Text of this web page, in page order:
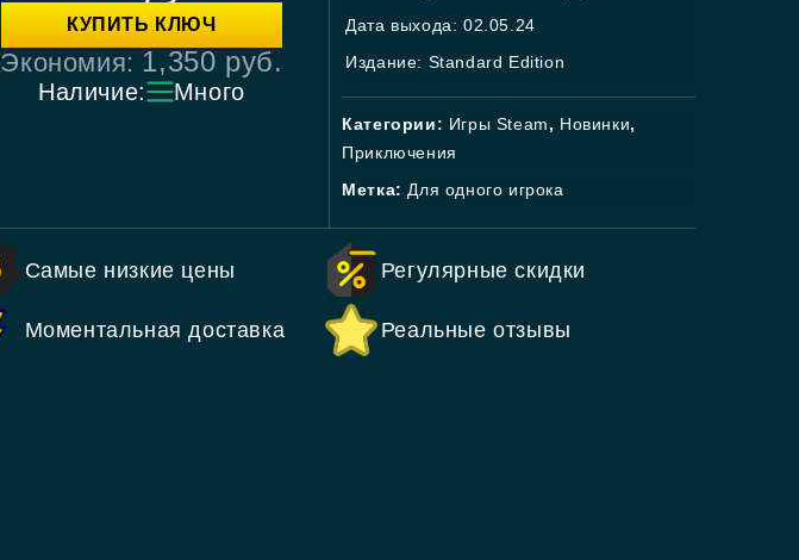
КУПИТЬ КЛЮЧ
Экономия: 1,350 руб.
Наличие: Много
Дата выхода: 02.05.24
Издание: Standard Edition
Категории: Игры Steam, Новинки,
Приключения
Метка: Для одного игрока
Самые низкие цены Регулярные скидки
Моментальная доставка Реальные отзывы